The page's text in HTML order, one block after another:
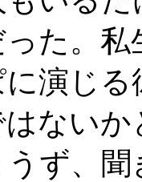
た。
演じ
ない
うず、